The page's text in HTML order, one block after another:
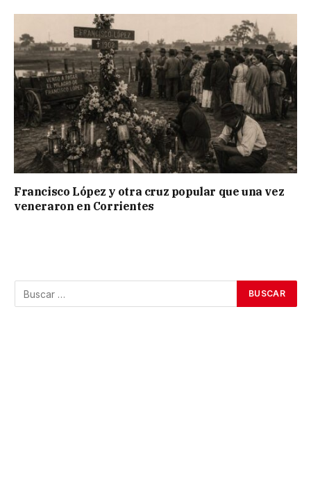
Francisco López y otra cruz popular que una vez
veneraron en Corrientes